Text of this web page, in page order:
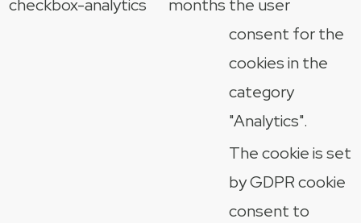
checkbox-analytics
months the user
consent for the
cookies in the
category
"Analytics".
The cookie is set
by GDPR cookie
consent to